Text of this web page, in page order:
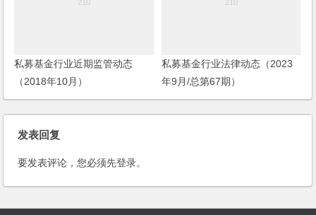
私募基金行业近期监管动态
（2018年10月）
私募基金行业法律动态（2023
年9月/总第67期）
发表回复
要发表评论，您必须先登录。